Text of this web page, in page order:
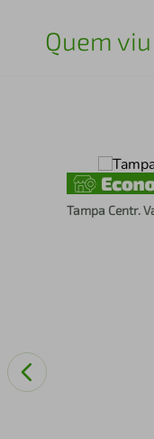
Quem
Tampa Centr.